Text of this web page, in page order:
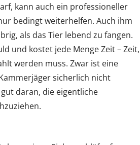
kann auch ein professioneller
bedingt weiterhelfen. Auch ihm
als das Tier lebend zu fangen.
und kostet jede Menge Zeit – Zeit,
werden muss. Zwar ist eine
sicherlich nicht
daran, die eigentliche